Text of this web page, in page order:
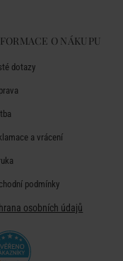
O NÁKUPU
dotazy
a vrácení
podmínky
osobních údajů